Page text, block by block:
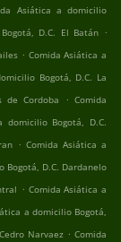
Asiática a domicilio
D.C. El Batán .
. Comida Asiática a
Bogotá, D.C. La
de Cordoba . Comida
domicilio Bogotá, D.C.
. Comida Asiática a
Bogotá, D.C. Dardanelo
. Comida Asiática a
a domicilio Bogotá,
Narvaez . Comida